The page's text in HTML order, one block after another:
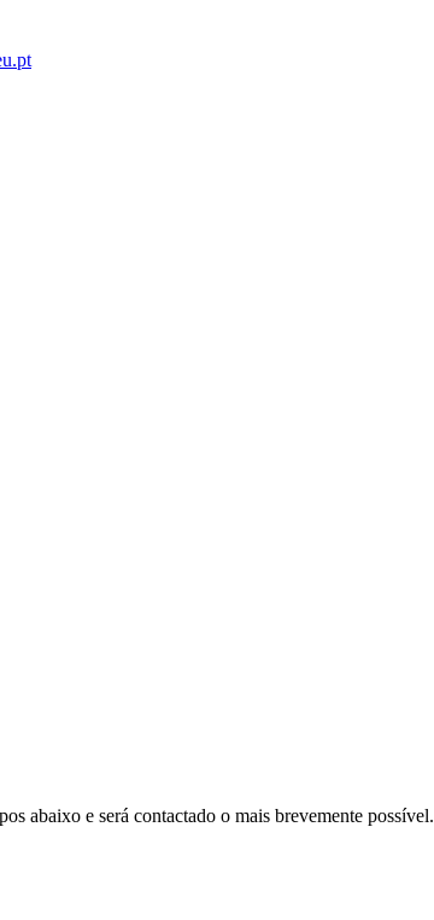
abaixo e será contactado o mais brevemente possível.